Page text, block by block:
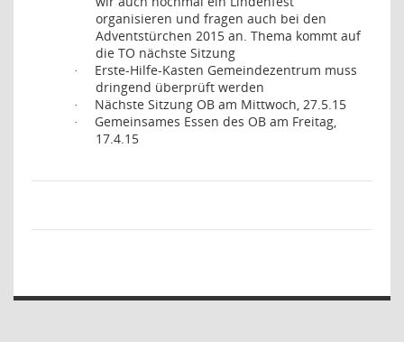
organisieren und fragen auch bei den
Adventstürchen 2015 an. Thema kommt auf
die TO nächste Sitzung
·
Erste-Hilfe-Kasten Gemeindezentrum muss
dringend überprüft werden
· Nächste Sitzung OB am Mittwoch, 27.5.15
·
Gemeinsames Essen des OB am Freitag,
17.4.15